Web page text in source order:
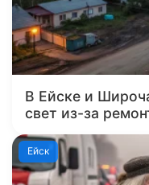
В Ейске и
свет из-за
Ейск